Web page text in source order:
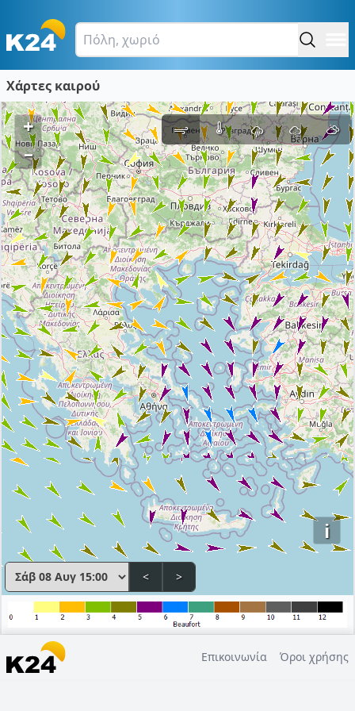
Χάρτες καιρού
i
+
–
< >
Επικοινωνία Όροι χρήσης